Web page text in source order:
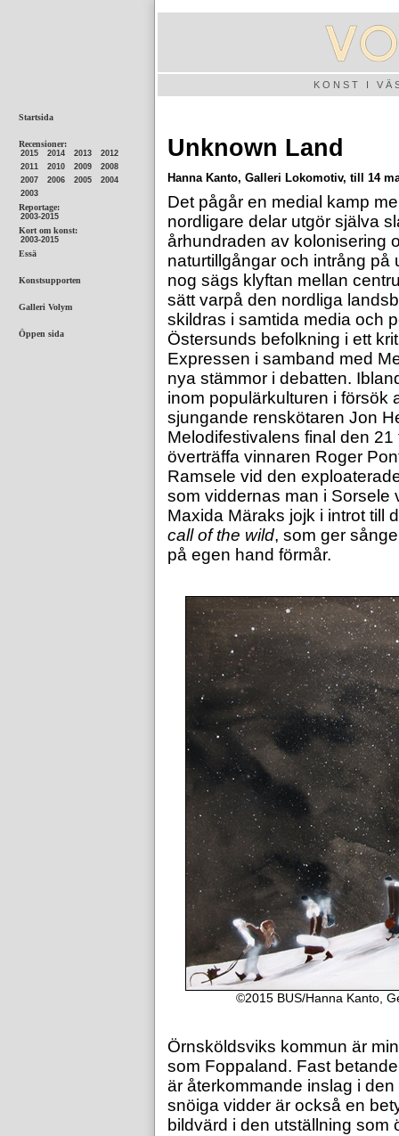
KONST I
Unknown Land
Hanna Kanto, Galleri Lokomotiv, till 14
Det pågår en medial kamp
nordligare delar utgör själva
århundraden av kolonisering
naturtillgångar och intrång
nog sägs klyftan mellan
sätt varpå den nordliga
skildras i samtida media och
Östersunds befolkning i ett
Expressen i samband med
nya stämmor i debatten.
inom populärkulturen i försök
sjungande renskötaren Jon
Melodifestivalens final den
överträffa vinnaren Roger
Ramsele vid den
som viddernas man i Sorsele
Maxida Märaks jojk i introt till
call of the wild, som ger
på egen hand förmår.
©2015 BUS/Hanna Kanto,
Örnsköldsviks kommun är
som Foppaland. Fast
är återkommande inslag i
snöiga vidder är också en
bildvärd i den utställning som